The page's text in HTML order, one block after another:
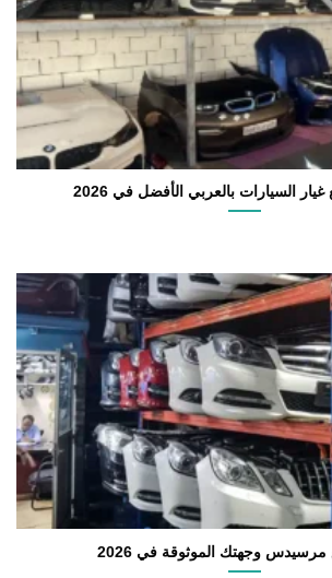
السيارات بالعربي الأفضل في 2026
وجهتك الموثوقة في 2026